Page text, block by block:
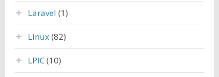
Laravel (1)
Linux(82)
LPIC(10)